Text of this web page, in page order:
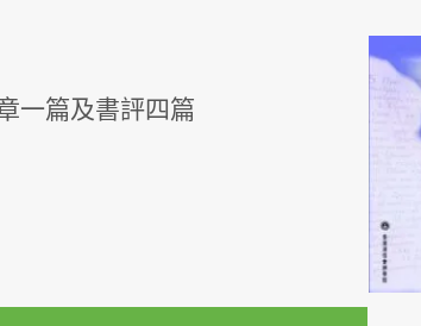
一篇及書評四篇